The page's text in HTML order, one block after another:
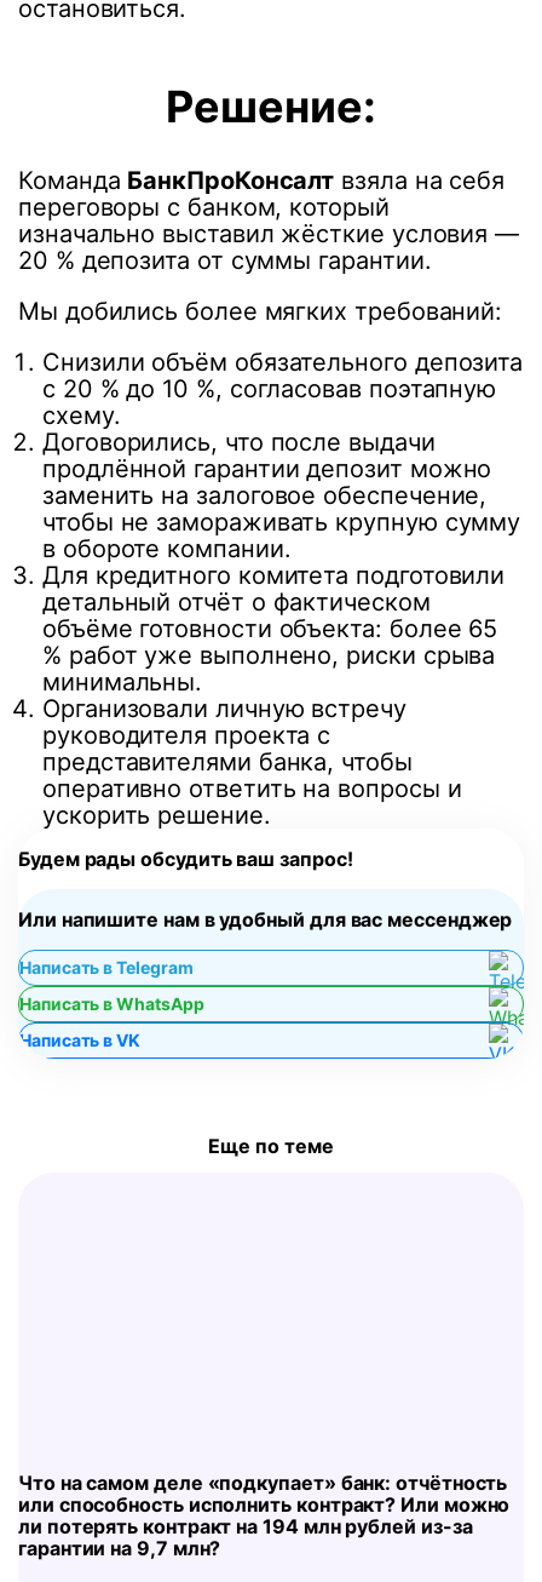
остановиться.
Решение:
Команда БанкПроКонсалт взяла на себя
переговоры с банком, который
изначально выставил жёсткие условия —
20 % депозита от суммы гарантии.
Мы добились более мягких требований:
Снизили объём обязательного депозита
с 20 % до 10 %, согласовав поэтапную
схему.
Договорились, что после выдачи
продлённой гарантии депозит можно
заменить на залоговое обеспечение,
чтобы не замораживать крупную сумму
в обороте компании.
Для кредитного комитета подготовили
детальный отчёт о фактическом
объёме готовности объекта: более 65
% работ уже выполнено, риски срыва
минимальны.
Организовали личную встречу
руководителя проекта с
представителями банка, чтобы
оперативно ответить на вопросы и
ускорить решение.
Будем рады обсудить ваш запрос!
Или напишите нам в удобный для вас мессенджер
Написать в Telegram
Написать в WhatsApp
Написать в VK
Еще по теме
Что на самом деле «подкупает» банк: отчётность
или способность исполнить контракт? Или можно
ли потерять контракт на 194 млн рублей из-за
гарантии на 9,7 млн?